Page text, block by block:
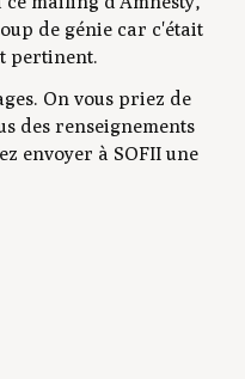
de génie car c'était
pertinent.
On vous priez de
des renseignements
envoyer à SOFII une